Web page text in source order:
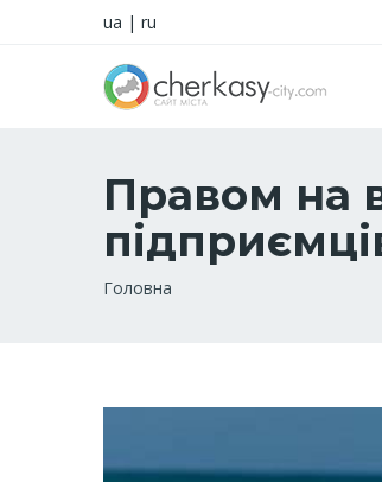
ua | ru
Правом на
Рядок
Головна